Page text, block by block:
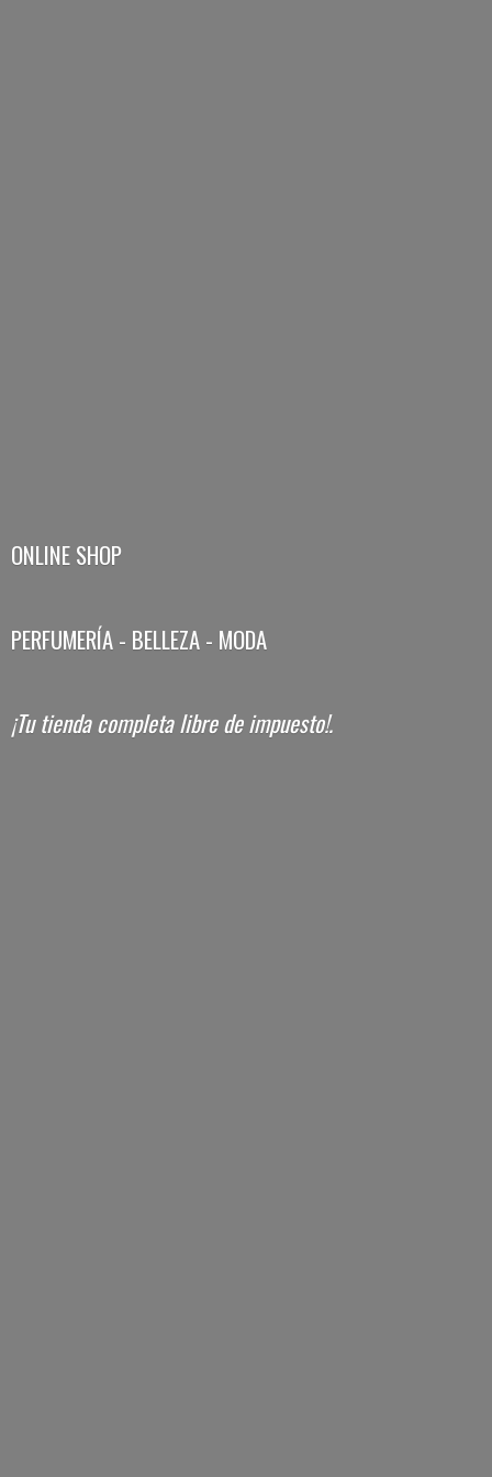
ONLINE SHOP
PERFUMERÍA - BELLEZA - MODA
¡Tu tienda completa librede impuesto!.